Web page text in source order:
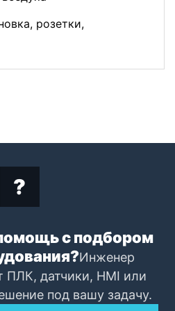
розетки,
с подбором
Инженер
ПЛК, датчики, HMI или
под вашу задачу.